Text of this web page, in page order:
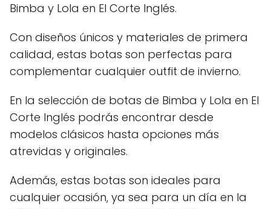
Bimba y Lola en El Corte Inglés.
Con diseños únicos y materiales de primera
calidad, estas botas son perfectas para
complementar cualquier outfit de invierno.
En la selección de botas de Bimba y Lola en El
Corte Inglés podrás encontrar desde
modelos clásicos hasta opciones más
atrevidas y originales.
Además, estas botas son ideales para
cualquier ocasión, ya sea para un día en la